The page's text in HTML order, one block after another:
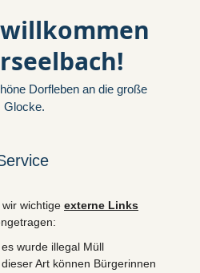
Dorfleben an die große
Glocke.
wichtige externe Links
wurde illegal Müll
Art können Bürgerinnen